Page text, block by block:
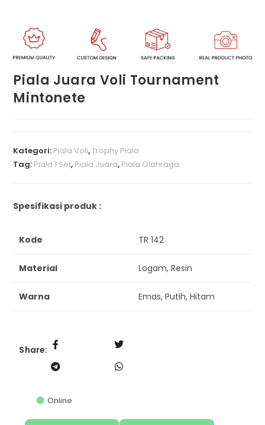
Piala Juara Voli Tournament
Mintonete
Kategori: Piala Voli,Trophy Piala
Tag: Piala 1 Set, Piala Juara, Piala Olahraga
Spesifikasi produk :
Kode TR 142
Material Logam, Resin
Warna Emas, Putih, Hitam
Share:
Online